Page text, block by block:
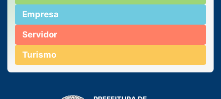
Empresa
Servidor
Turismo